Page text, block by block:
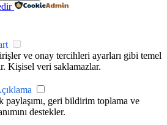
ve onay tercihleri ayarları gibi temel
Kişisel veri saklamazlar.
paylaşımı, geri bildirim toplama ve
destekler.